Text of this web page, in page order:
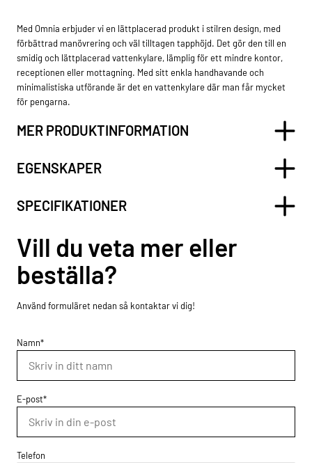
Med Omnia erbjuder vi en lättplacerad produkt i stilren design, med
förbättrad manövrering och väl tilltagen tapphöjd. Det gör den till en
smidig och lättplacerad vattenkylare, lämplig för ett mindre kontor,
receptionen eller mottagning. Med sitt enkla handhavande och
minimalistiska utförande är det en vattenkylare där man får mycket
för pengarna.
MER PRODUKTINFORMATION
EGENSKAPER
SPECIFIKATIONER
Vill du veta mer eller
beställa?
Använd formuläret nedan så kontaktar vi dig!
Namn*
E-post*
Telefon